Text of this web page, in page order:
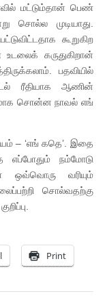
மட்டும்தான் பெண்
சொல்ல முடியாது.
கூறுகிற
கருதுகிறான்
பதவியில்
ரீதியாக ஆணின்
சொன்ன நாவல் எங்
– ‘எங் கதெ’. இதை
நம்மோடு
ஒவ்வொரு வரியும்
சொல்வதற்கு
Print